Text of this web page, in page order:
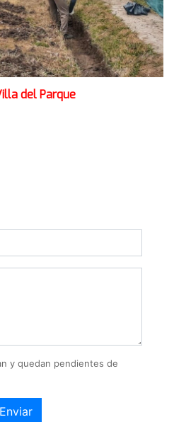
del Parque
y quedan pendientes de
Enviar